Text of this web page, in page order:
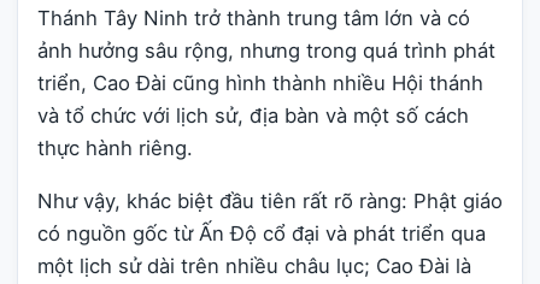
Thánh Tây Ninh trở thành trung tâm lớn và có
ảnh hưởng sâu rộng, nhưng trong quá trình phát
triển, Cao Đài cũng hình thành nhiều Hội thánh
và tổ chức với lịch sử, địa bàn và một số cách
thực hành riêng.
Như vậy, khác biệt đầu tiên rất rõ ràng: Phật giáo
có nguồn gốc từ Ấn Độ cổ đại và phát triển qua
một lịch sử dài trên nhiều châu lục; Cao Đài là